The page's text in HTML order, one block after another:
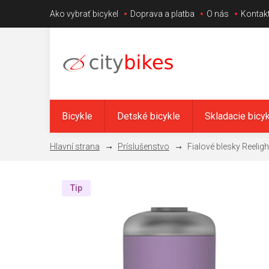
obsah
Ako vybrať bicykel Doprava a platba O nás
Bicykle Detské bicykle Skladacie
Príslušenstvo Fialové blesky
Tip